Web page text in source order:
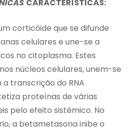
CARACTERÍSTICAS:
corticóide que se difunde
celulares e une-se a
no citoplasma. Estes
núcleos celulares, unem-se
transcrição do RNA
proteínas de várias
pelo efeito sistêmico. No
a betametasona inibe o